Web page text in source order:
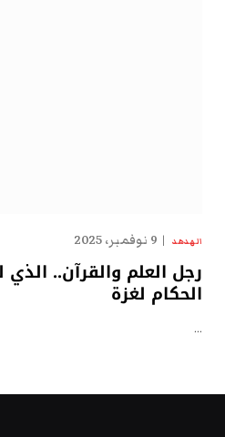
الهدهد 9 نوفمبر، 2025
رجل العلم والقرآن..
الحكام لغزة
…